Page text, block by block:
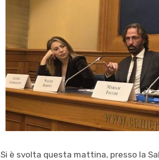
Si è svolta questa mattina, presso la